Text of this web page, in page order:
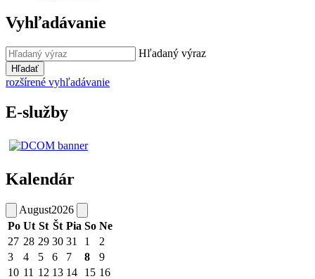
Vyhľadávanie
Hľadaný výraz
Hľadať
rozšírené vyhľadávanie
E-služby
Kalendár
August2026
Po Ut St Št Pia So Ne
27 28 29 30 31 1
2
3
4 5 6 7 8
9
10 11 12 13 14 15 16